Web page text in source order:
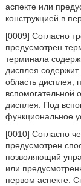
аспекте или
конструкцией в
[0009] Согласно
предусмотрен
терминала
дисплея
область дисплея,
вспомогательной
дисплея. Под
функциональное
[0010] Согласно
предусмотрен
позволяющий
или
первом аспекте.